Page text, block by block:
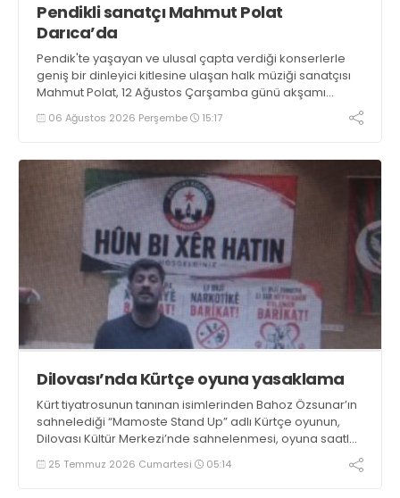
Pendikli sanatçı Mahmut Polat
Darıca’da
Pendik'te yaşayan ve ulusal çapta verdiği konserlerle
geniş bir dinleyici kitlesine ulaşan halk müziği sanatçısı
Mahmut Polat, 12 Ağustos Çarşamba günü akşamı
Darıca’da konser verecek
06 Ağustos 2026 Perşembe 15:17
Dilovası’nda Kürtçe oyuna yasaklama
Kürt tiyatrosunun tanınan isimlerinden Bahoz Özsunar’ın
sahnelediği “Mamoste Stand Up” adlı Kürtçe oyunun,
Dilovası Kültür Merkezi’nde sahnelenmesi, oyuna saatler
kala engellendi. Emniyet ile Belediye arasında sıkışan,
21.00’e doğru önü açılan oyun ileri bir tarihe ertelendi
25 Temmuz 2026 Cumartesi 05:14